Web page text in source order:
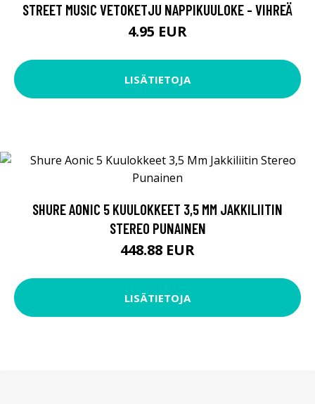
STREET MUSIC VETOKETJU NAPPIKUULOKE - VIHREÄ
4.95 EUR
LISÄTIETOJA
SHURE AONIC 5 KUULOKKEET 3,5 MM JAKKILIITIN
STEREO PUNAINEN
448.88 EUR
LISÄTIETOJA